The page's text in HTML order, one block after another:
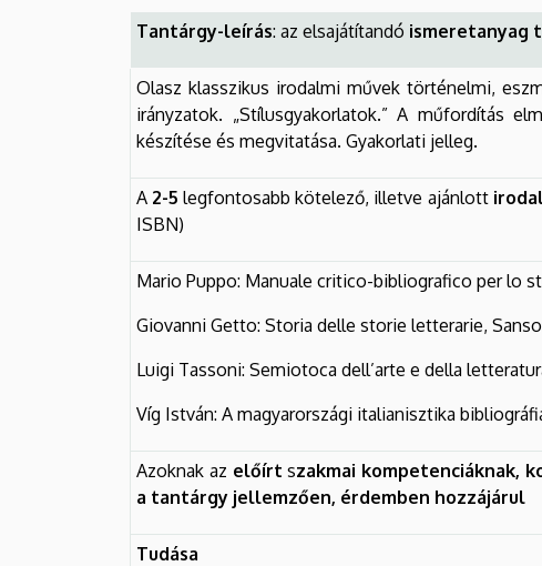
Tantárgy-leírás: az elsajátítandó ismeretanyag
Olasz klasszikus irodalmi művek történelmi,
irányzatok. „Stílusgyakorlatok.” A műfordítás
készítése és megvitatása. Gyakorlati jelleg.
A 2-5 legfontosabb kötelező, illetve ajánlott
ISBN)
Mario Puppo: Manuale critico-bibliografico per lo
Giovanni Getto: Storia delle storie letterarie,
Luigi Tassoni: Semiotoca dell’arte e della
Víg István: A magyarországi italianisztika
Azoknak az előírt szakmai kompetenciáknak,
a tantárgy jellemzően, érdemben hozzájárul
Tudása